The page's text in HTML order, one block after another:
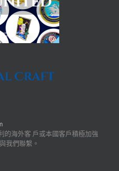
的海外客 戶或本國客戶積極加強
我們聯繫。